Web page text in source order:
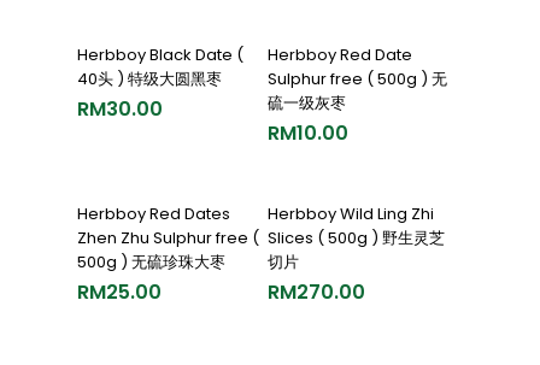
Add To Cart
Herbboy Black Date (
40头 ) 特级大圆黑枣
RM30.00
Add To Cart
Herbboy Red Date
Sulphur free ( 500g ) 无
硫一级灰枣
RM10.00
Add To Cart
Herbboy Red Dates
Zhen Zhu Sulphur free (
500g ) 无硫珍珠大枣
RM25.00
Add To Cart
Herbboy Wild Ling Zhi
Slices ( 500g ) 野生灵芝
切片
RM270.00